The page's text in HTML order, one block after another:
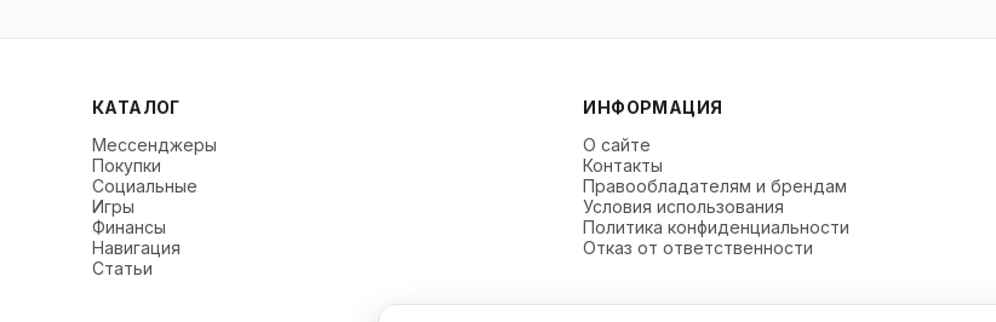
КАТАЛОГ
Мессенджеры
Покупки
Социальные
Игры
Финансы
Навигация
Статьи
ИНФОРМАЦИЯ
О сайте
Контакты
Правообладателям и брендам
Условия использования
Политика конфиденциальности
Отказ от ответственности